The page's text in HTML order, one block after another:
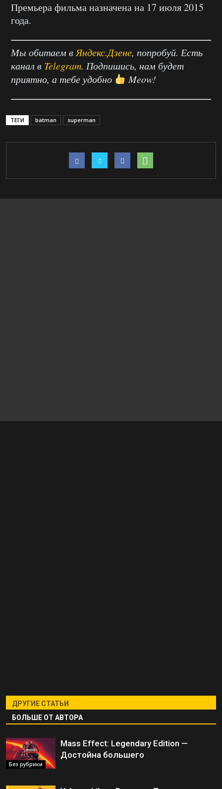
Премьера фильма назначена на 17 июля 2015
года.
Мы обитаем в Яндекс.Дзене, попробуй. Есть
канал в Telegram. Подпишись, нам будет
приятно, а тебе удобно
Meow!
ТЕГИ batman superman
ДРУГИЕ СТАТЬИ
БОЛЬШЕ ОТ АВТОРА
Без рубрики
Mass Effect: Legendary Edition —
Достойна большего